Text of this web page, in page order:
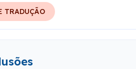
TRADUÇÃO